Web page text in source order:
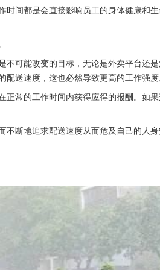
间都是会直接影响员工的身体健康和
可能改变的目标，无论是外卖平台还是
送速度，这也必然导致更高的工作强度
常的工作时间内获得应得的报酬。如
断地追求配送速度从而危及自己的人身